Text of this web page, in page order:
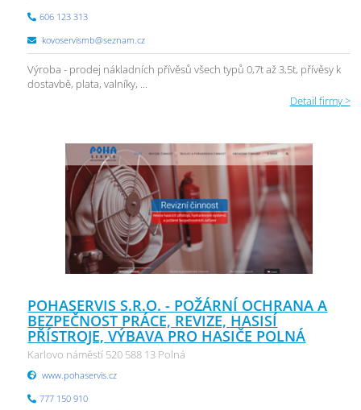
606 123 313
kovoservismb@seznam.cz
Výroba - prodej nákladních přívěsů všech typů 0,7t až 3,5t, přívěsy k
dostavbě, plata, valníky, ...
Detail firmy >
POHASERVIS S.R.O. - POŽÁRNÍ OCHRANA A
BEZPEČNOST PRÁCE, REVIZE, HASISÍ
PŘÍSTROJE, VÝBAVA PRO HASIČE POLNÁ
Karlovo náměstí 520 588 13 Polná
www.pohaservis.cz
777 150 910